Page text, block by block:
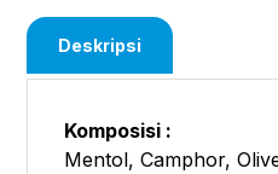
Deskripsi
Komposisi :
Mentol, Camphor,